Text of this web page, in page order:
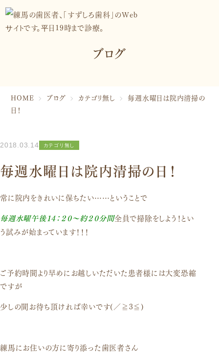
院内紹介・アクセス
マイクロスコープ棟「はなれ」
トリートメントコーディネーター
お知らせ
診療案内
虫歯治療・根管治療
歯周病治療
入れ歯・ブリッジ
口腔外科
矯正歯科
審美歯科・美容治療
小児歯科・小児矯正
ブログ
HOME ブログ カテゴリ無し
毎週水曜日は院内清掃の
日！
2018.03.14 カテゴリ無し
毎週水曜日は院内清掃の日！
常に院内をきれいに保ちたい……ということで
毎週水曜午後１４：２０～約２０分間全員で掃除をしよう！とい
う試みが始まっています！！！
ご予約時間より早めにお越しいただいた患者様には大変恐縮
ですが
少しの間お待ち頂ければ幸いです(／≧3≦)
練馬にお住いの方に寄り添った歯医者さん